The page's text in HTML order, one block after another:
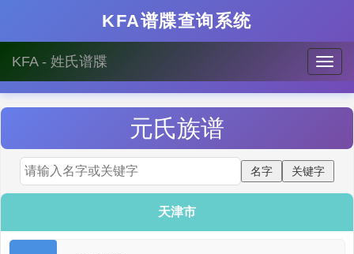
KFA谱牒查询系统
KFA - 姓氏谱牒
元氏族谱
天津市